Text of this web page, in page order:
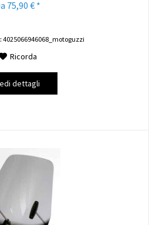
75,90 € *
4025066946068_motoguzzi
Ricorda
dettagli